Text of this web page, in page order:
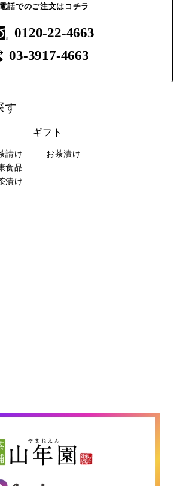
話でのご注文はコチラ
0120-22-4663
03-3917-4663
す
請け
食品
漬け
ギフト
お茶漬け